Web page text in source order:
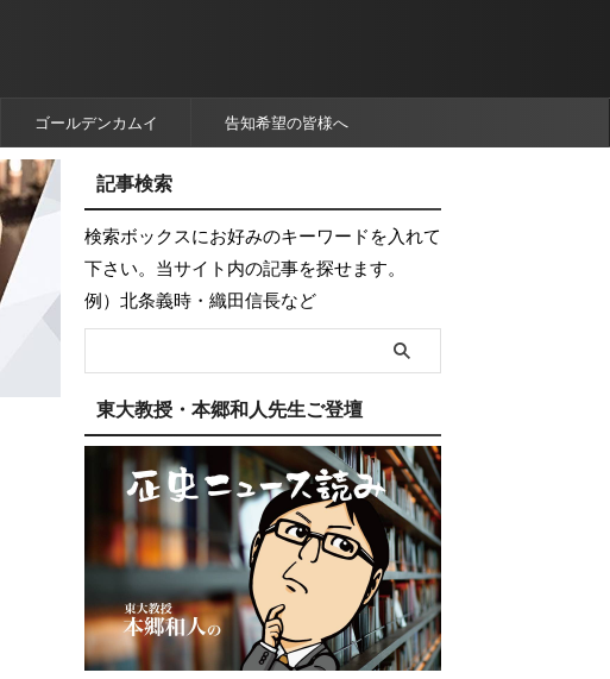
ゴールデンカムイ 告知希望の皆様へ
記事検索
検索ボックスにお好みのキーワードを入れて
下さい。当サイト内の記事を探せます。
例）北条義時・織田信長など
東大教授・本郷和人先生ご登壇